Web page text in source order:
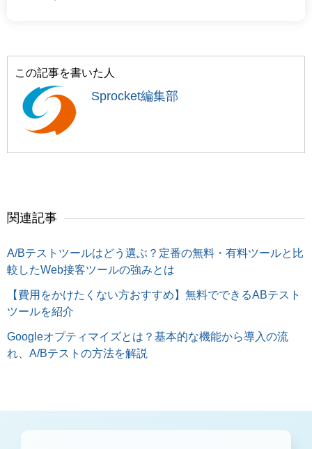
この記事を書いた人
Sprocket編集部
関連記事
A/Bテストツールはどう選ぶ？定番の無料・有料ツールと比
較したWeb接客ツールの強みとは
【費用をかけたくない方おすすめ】無料でできるABテスト
ツールを紹介
Googleオプティマイズとは？基本的な機能から導入の流
れ、A/Bテストの方法を解説